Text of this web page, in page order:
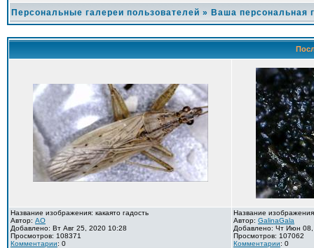
Персональные галереи пользователей » Ваша персональная
Название изображения: какаято гадость
Автор: AO
Добавлено: Вт Авг 25, 2020 10:28
Просмотров: 108371
Комментарии: 0
Название
Автор: GalinaGala
Добавлено: Чт Июн
Просмотров: 107062
Комментарии: 0